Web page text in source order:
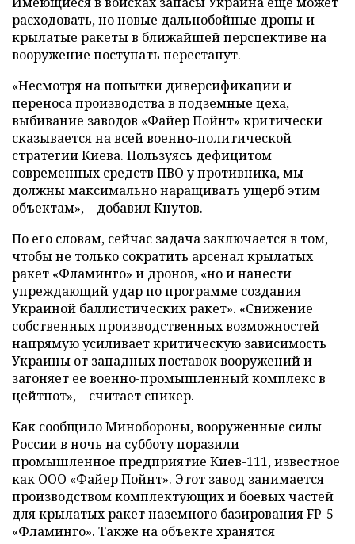
расходовать, но новые дальнобойные дроны и
крылатые ракеты в ближайшей перспективе на
вооружение поступать перестанут.
«Несмотря на попытки диверсификации и
переноса производства в подземные цеха,
выбивание заводов «Файер Пойнт» критически
сказывается на всей военно-политической
стратегии Киева. Пользуясь дефицитом
современных средств ПВО у противника, мы
должны максимально наращивать ущерб этим
объектам», – добавил Кнутов.
По его словам, сейчас задача заключается в том,
чтобы не только сократить арсенал крылатых
ракет «Фламинго» и дронов, «но и нанести
упреждающий удар по программе создания
Украиной баллистических ракет». «Снижение
собственных производственных возможностей
напрямую усиливает критическую зависимость
Украины от западных поставок вооружений и
загоняет ее военно-промышленный комплекс в
цейтнот», – считает спикер.
Как сообщило Минобороны, вооруженные силы
России в ночь на субботупоразили
промышленное предприятие Киев-111, известное
как ООО «Файер Пойнт». Этот завод занимается
производством комплектующих и боевых частей
для крылатых ракет наземного базирования FP-5
«Фламинго». Также на объекте хранятся